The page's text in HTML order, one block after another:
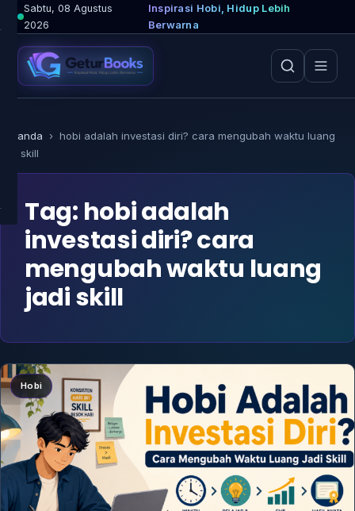
Lewati
ke
konten
Sabtu, 08 Agustus
2026
Inspirasi Hobi, Hidup Lebih
Berwarna
Beranda › hobi adalah investasi diri? cara mengubah waktu luang
jadi skill
Tag: hobi adalah
investasi diri? cara
mengubah waktu luang
jadi skill
Hobi